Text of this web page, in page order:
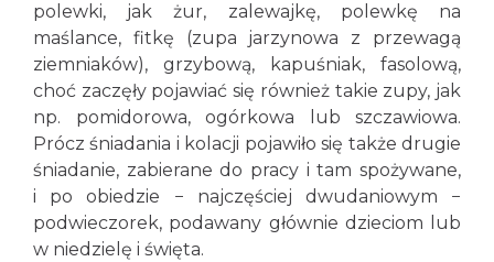
polewki, jak żur, zalewajkę, polewkę na
maślance, fitkę (zupa jarzynowa z przewagą
ziemniaków), grzybową, kapuśniak, fasolową,
choć zaczęły pojawiać się również takie zupy, jak
np. pomidorowa, ogórkowa lub szczawiowa.
Prócz śniadania i kolacji pojawiło się także drugie
śniadanie, zabierane do pracy i tam spożywane,
i po obiedzie − najczęściej dwudaniowym −
podwieczorek, podawany głównie dzieciom lub
w niedzielę i święta.